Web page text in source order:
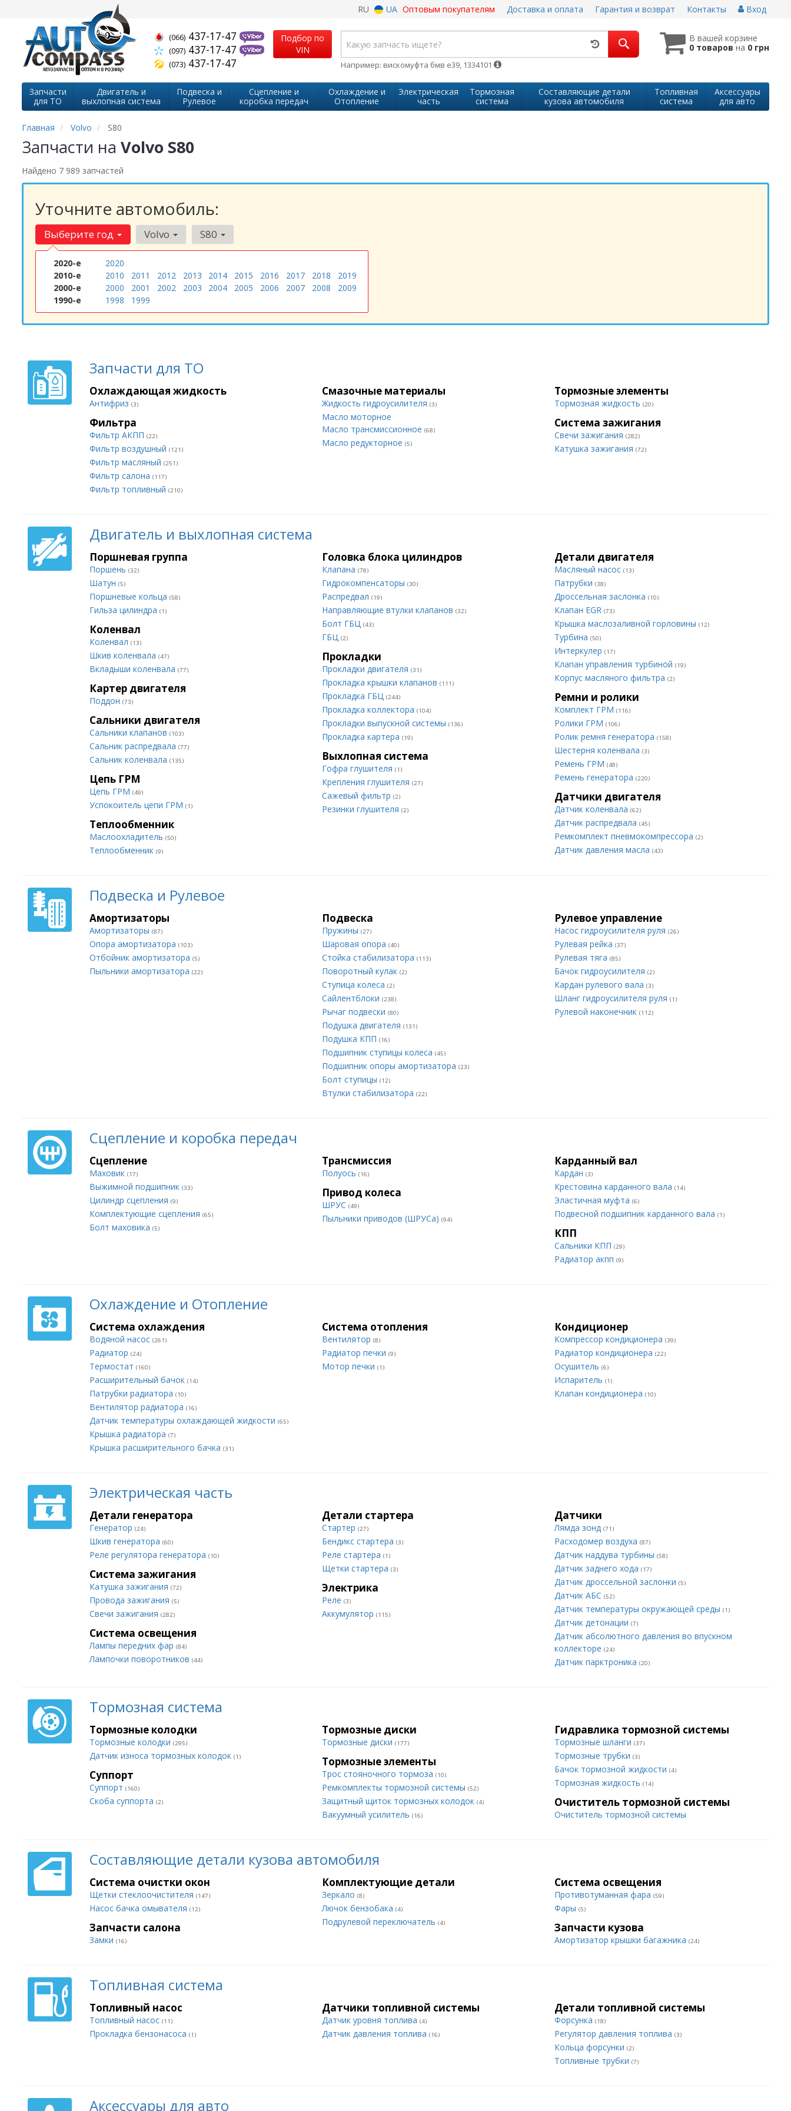
RU UA Оптовым покупателям Доставка и оплата Гарантия и возврат Контакты Вход
(066) 437-17-47
(097) 437-17-47
(073) 437-17-47
Подбор по
VIN
В вашей корзине
0 товаровна 0 грн
Например: вискомуфта бмв е39, 1334101
Запчасти
для ТО
Двигатель и
выхлопная система
Подвеска и
Рулевое
Сцепление и
коробка передач
Охлаждение и
Отопление
Электрическая
часть
Тормозная
система
Составляющие детали
кузова автомобиля
Топливная
система
Аксессуары
для авто
Главная Volvo S80
Запчасти на Volvo S80
Найдено 7 989 запчастей
Уточните автомобиль:
Выберите год
2020-е
2020
2010-е
2010 2011 2012 2013 2014 2015 2016 2017 2018
2019
2000-е
2000 2001 2002 2003 2004 2005 2006 2007 2008
2009
1990-е
1998 1999
Volvo S80
Запчасти для ТО
Охлаждающая жидкость
Антифриз (3)
Смазочные материалы
Жидкость гидроусилителя (3)
Масло моторное
Масло трансмиссионное (68)
Масло редукторное (5)
Тормозные элементы
Тормозная жидкость (20)
Фильтра
Фильтр АКПП (22)
Фильтр воздушный (121)
Фильтр масляный (251)
Фильтр салона (117)
Фильтр топливный (210)
Система зажигания
Свечи зажигания (282)
Катушка зажигания (72)
Двигатель и выхлопная система
Поршневая группа
Поршень (32)
Шатун (5)
Поршневые кольца (58)
Гильза цилиндра (1)
Головка блока цилиндров
Клапана (78)
Гидрокомпенсаторы (30)
Распредвал (19)
Направляющие втулки клапанов (32)
Болт ГБЦ (43)
ГБЦ (2)
Детали двигателя
Масляный насос (13)
Патрубки (38)
Дроссельная заслонка (10)
Клапан EGR (73)
Крышка маслозаливной горловины (12)
Турбина (50)
Интеркулер (17)
Клапан управления турбиной (19)
Корпус масляного фильтра (2)
Коленвал
Коленвал (13)
Шкив коленвала (47)
Вкладыши коленвала (77)
Прокладки
Прокладки двигателя (31)
Прокладка крышки клапанов (111)
Прокладка ГБЦ (244)
Прокладка коллектора (104)
Прокладки выпускной системы (136)
Прокладка картера (19)
Картер двигателя
Поддон (73) Ремни и ролики
Комплект ГРМ (116)
Ролики ГРМ (106)
Ролик ремня генератора (158)
Шестерня коленвала (3)
Ремень ГРМ (48)
Ремень генератора (220)
Сальники двигателя
Сальники клапанов (103)
Сальник распредвала (77)
Сальник коленвала (135) Выхлопная система
Гофра глушителя (1)
Крепления глушителя (27)
Сажевый фильтр (2)
Резинки глушителя (2)
Цепь ГРМ
Цепь ГРМ (49)
Успокоитель цепи ГРМ (1)
Датчики двигателя
Датчик коленвала (62)
Датчик распредвала (45)
Ремкомплект пневмокомпрессора (2)
Датчик давления масла (43)
Теплообменник
Маслоохладитель (50)
Теплообменник (9)
Подвеска и Рулевое
Амортизаторы
Амортизаторы (87)
Опора амортизатора (103)
Отбойник амортизатора (5)
Пыльники амортизатора (22)
Подвеска
Пружины (27)
Шаровая опора (40)
Стойка стабилизатора (113)
Поворотный кулак (2)
Ступица колеса (2)
Сайлентблоки (238)
Рычаг подвески (80)
Подушка двигателя (131)
Подушка КПП (16)
Подшипник ступицы колеса (45)
Подшипник опоры амортизатора (23)
Болт ступицы (12)
Втулки стабилизатора (22)
Рулевое управление
Насос гидроусилителя руля (26)
Рулевая рейка (37)
Рулевая тяга (85)
Бачок гидроусилителя (2)
Кардан рулевого вала (3)
Шланг гидроусилителя руля (1)
Рулевой наконечник (112)
Сцепление и коробка передач
Сцепление
Маховик (17)
Выжимной подшипник (33)
Цилиндр сцепления (9)
Комплектующие сцепления (65)
Болт маховика (5)
Трансмиссия
Полуось (16)
Карданный вал
Кардан (3)
Крестовина карданного вала (14)
Эластичная муфта (6)
Подвесной подшипник карданного вала (1)
Привод колеса
ШРУС (49)
Пыльники приводов (ШРУСа) (94)
КПП
Сальники КПП (29)
Радиатор акпп (9)
Охлаждение и Отопление
Система охлаждения
Водяной насос (261)
Радиатор (24)
Термостат (160)
Расширительный бачок (14)
Патрубки радиатора (10)
Вентилятор радиатора (16)
Датчик температуры охлаждающей жидкости (65)
Крышка радиатора (7)
Крышка расширительного бачка (31)
Система отопления
Вентилятор (8)
Радиатор печки (9)
Мотор печки (1)
Кондиционер
Компрессор кондиционера (39)
Радиатор кондиционера (22)
Осушитель (6)
Испаритель (1)
Клапан кондиционера (10)
Электрическая часть
Детали генератора
Генератор (24)
Шкив генератора (60)
Реле регулятора генератора (10)
Детали стартера
Стартер (27)
Бендикс стартера (3)
Реле стартера (1)
Щетки стартера (3)
Датчики
Лямда зонд (71)
Расходомер воздуха (87)
Датчик наддува турбины (58)
Датчик заднего хода (17)
Датчик дроссельной заслонки (5)
Датчик АБС (52)
Датчик температуры окружающей среды (1)
Датчик детонации (7)
Датчик абсолютного давления во впускном
коллекторе (24)
Датчик парктроника (20)
Система зажигания
Катушка зажигания (72)
Провода зажигания (5)
Свечи зажигания (282)
Электрика
Реле (3)
Аккумулятор (115)
Система освещения
Лампы передних фар (84)
Лампочки поворотников (44)
Тормозная система
Тормозные колодки
Тормозные колодки (295)
Датчик износа тормозных колодок (1)
Тормозные диски
Тормозные диски (177)
Гидравлика тормозной системы
Тормозные шланги (37)
Тормозные трубки (3)
Бачок тормозной жидкости (4)
Тормозная жидкость (14)
Тормозные элементы
Трос стояночного тормоза (10)
Ремкомплекты тормозной системы (52)
Защитный щиток тормозных колодок (4)
Вакуумный усилитель (16)
Суппорт
Суппорт (160)
Скоба суппорта (2) Очиститель тормозной системы
Очиститель тормозной системы
Составляющие детали кузова автомобиля
Система очистки окон
Щетки стеклоочистителя (147)
Насос бачка омывателя (12)
Комплектующие детали
Зеркало (8)
Лючок бензобака (4)
Подрулевой переключатель (4)
Система освещения
Противотуманная фара (59)
Фары (5)
Запчасти салона
Замки (16)
Запчасти кузова
Амортизатор крышки багажника (24)
Топливная система
Топливный насос
Топливный насос (11)
Прокладка бензонасоса (1)
Датчики топливной системы
Датчик уровня топлива (4)
Датчик давления топлива (16)
Детали топливной системы
Форсунка (18)
Регулятор давления топлива (3)
Кольца форсунки (2)
Топливные трубки (7)
Аксессуары для авто